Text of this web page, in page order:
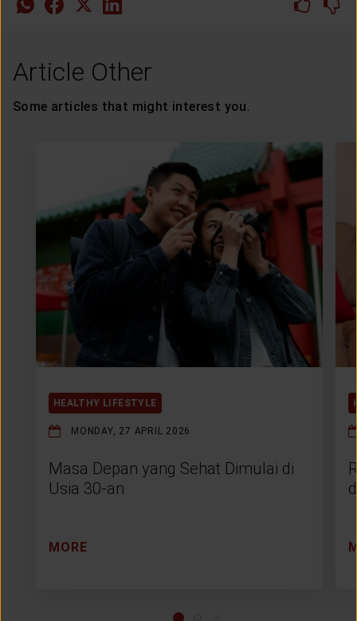
Article Other
Some articles that might interest you.
HEALTHY LIFESTYLE
MONDAY, 27 APRIL 2026
Masa Depan yang Sehat Dimulai di
Usia 30-an
MORE